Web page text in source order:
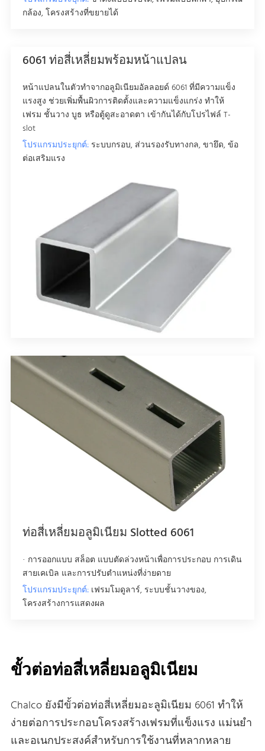
กล้อง, โครงสร้างที่ขยายได้
6061 ท่อสี่เหลี่ยมพร้อมหน้าแปลน
หน้าแปลนในตัวทําจากอลูมิเนียมอัลลอยด์ 6061 ที่มีความแข็ง
แรงสูง ช่วยเพิ่มพื้นผิวการติดตั้งและความแข็งแกร่ง ทําให้
เฟรม ชั้นวาง บูธ หรือตู้ดูสะอาดตา เข้ากันได้กับโปรไฟล์ T-
slot
โปรแกรมประยุกต์:ระบบกรอบ, ส่วนรองรับทางกล, ขายึด, ข้อ
ต่อเสริมแรง
ท่อสี่เหลี่ยมอลูมิเนียม Slotted 6061
· การออกแบบ สล็อต แบบตัดล่วงหน้าเพื่อการประกอบ การเดิน
สายเคเบิล และการปรับตําแหน่งที่ง่ายดาย
โปรแกรมประยุกต์:เฟรมโมดูลาร์, ระบบชั้นวางของ,
โครงสร้างการแสดงผล
ขั้วต่อท่อสี่เหลี่ยมอลูมิเนียม
Chalco ยังมีขั้วต่อท่อสี่เหลี่ยมอะลูมิเนียม 6061 ทําให้
ง่ายต่อการประกอบโครงสร้างเฟรมที่แข็งแรง แม่นยํา
และอเนกประสงค์สําหรับการใช้งานที่หลากหลาย